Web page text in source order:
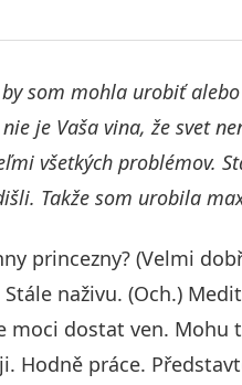
som mohla urobiť
je Vaša vina, že svet
všetkých problémov.
Takže som urobila
princezny? (Velmi
naživu. (Och.)
dostat ven. Mohu
Hodně práce.